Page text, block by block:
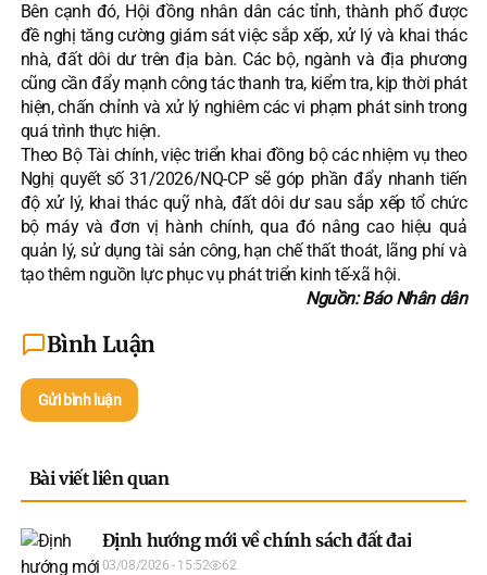
Bên cạnh đó, Hội đồng nhân dân các tỉnh, thành phố được
đề nghị tăng cường giám sát việc sắp xếp, xử lý và khai thác
nhà, đất dôi dư trên địa bàn. Các bộ, ngành và địa phương
cũng cần đẩy mạnh công tác thanh tra, kiểm tra, kịp thời phát
hiện, chấn chỉnh và xử lý nghiêm các vi phạm phát sinh trong
quá trình thực hiện.
Theo Bộ Tài chính, việc triển khai đồng bộ các nhiệm vụ theo
Nghị quyết số 31/2026/NQ-CP sẽ góp phần đẩy nhanh tiến
độ xử lý, khai thác quỹ nhà, đất dôi dư sau sắp xếp tổ chức
bộ máy và đơn vị hành chính, qua đó nâng cao hiệu quả
quản lý, sử dụng tài sản công, hạn chế thất thoát, lãng phí và
tạo thêm nguồn lực phục vụ phát triển kinh tế-xã hội.
Nguồn: Báo Nhân dân
Bình Luận
Gửi bình luận
Bài viết liên quan
Định hướng mới về chính sách đất đai
03/08/2026 - 15:52 62